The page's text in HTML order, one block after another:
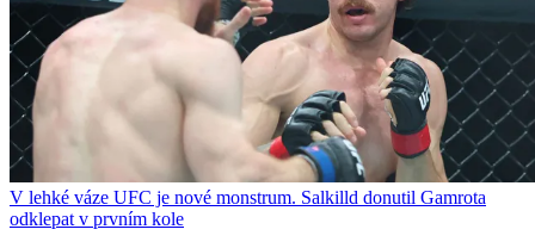
V lehké váze UFC je nové monstrum. Salkilld donutil Gamrota
odklepat v prvním kole